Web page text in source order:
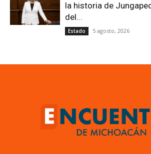
la historia de
del...
Estado 5 agosto, 2026